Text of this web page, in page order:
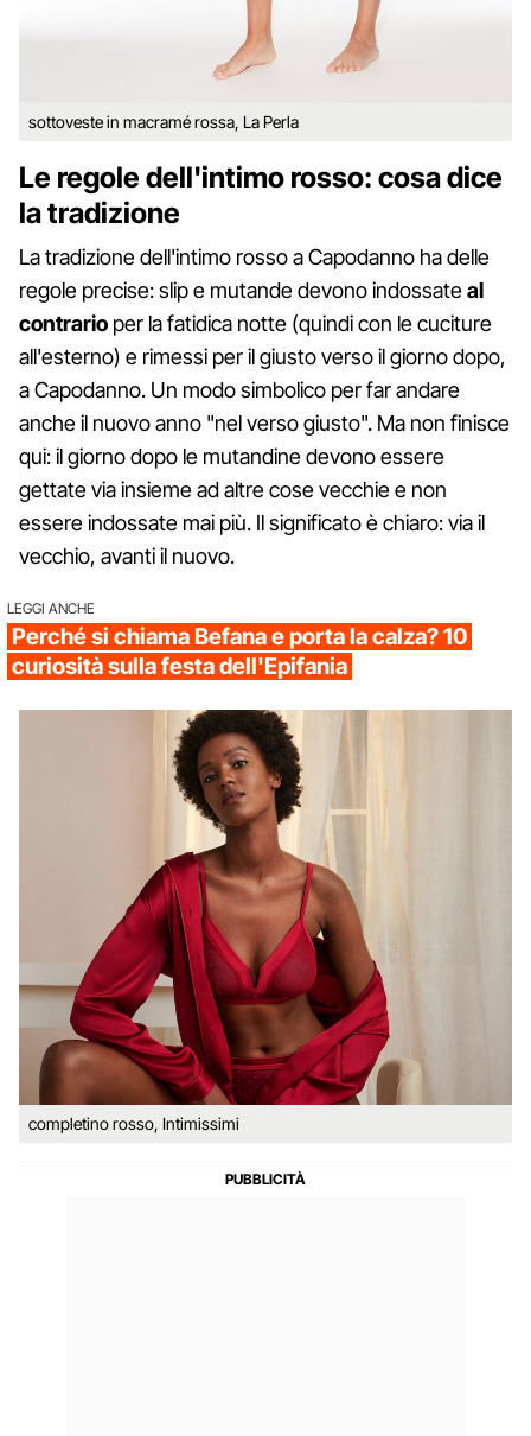
sottoveste in macramé rossa, La Perla
Le regole dell'intimo rosso: cosa dice
la tradizione
La tradizione dell'intimo rosso a Capodanno ha delle
regole precise: slip e mutande devono indossateal
contrario per la fatidica notte (quindi con le cuciture
all'esterno) e rimessi per il giusto verso il giorno dopo,
a Capodanno. Un modo simbolico per far andare
anche il nuovo anno "nel verso giusto". Ma non finisce
qui: il giorno dopo le mutandine devono essere
gettate via insieme ad altre cose vecchie e non
essere indossate mai più. Il significato è chiaro: via il
vecchio, avanti il nuovo.
LEGGI ANCHE
Perché si chiama Befana e porta la calza? 10
curiosità sulla festa dell'Epifania
completino rosso, Intimissimi